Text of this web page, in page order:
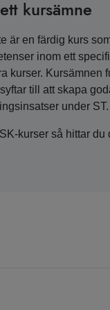
kursämne
är en färdig kurs
inom ett
kurser. Kursämnen
till att skapa
under ST.
kurser så hittar du